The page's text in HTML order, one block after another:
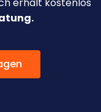
erhält kostenlos